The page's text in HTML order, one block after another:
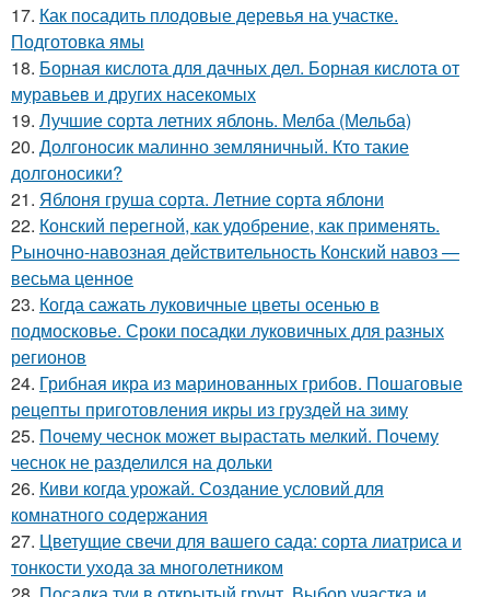
17. Как посадить плодовые деревья на участке.
Подготовка ямы
18. Борная кислота для дачных дел. Борная кислота от
муравьев и других насекомых
19. Лучшие сорта летних яблонь. Мелба (Мельба)
20. Долгоносик малинно земляничный. Кто такие
долгоносики?
21. Яблоня груша сорта. Летние сорта яблони
22. Конский перегной, как удобрение, как применять.
Рыночно-навозная действительность Конский навоз —
весьма ценное
23. Когда сажать луковичные цветы осенью в
подмосковье. Сроки посадки луковичных для разных
регионов
24. Грибная икра из маринованных грибов. Пошаговые
рецепты приготовления икры из груздей на зиму
25. Почему чеснок может вырастать мелкий. Почему
чеснок не разделился на дольки
26. Киви когда урожай. Создание условий для
комнатного содержания
27. Цветущие свечи для вашего сада: сорта лиатриса и
тонкости ухода за многолетником